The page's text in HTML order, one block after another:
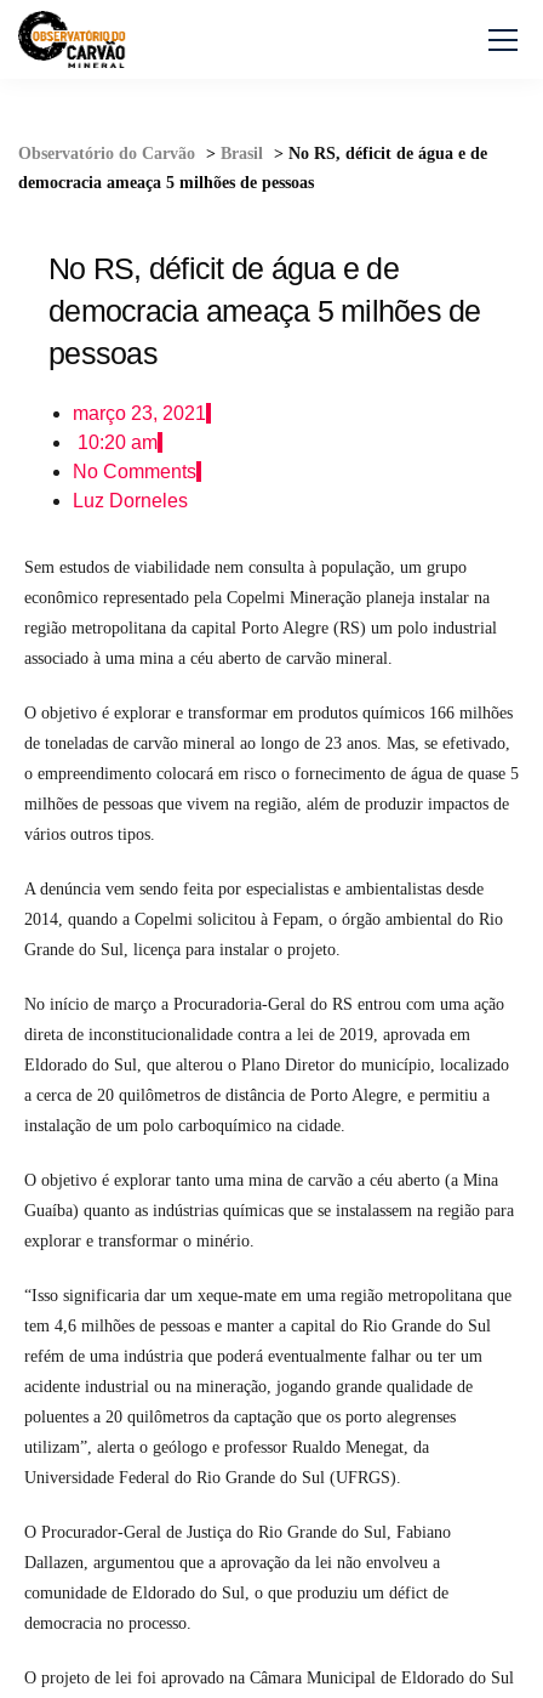
Observatório do Carvão > Brasil > No RS, déficit de água e de
democracia ameaça 5 milhões de pessoas
No RS, déficit de água e de
democracia ameaça 5 milhões de
pessoas
março 23, 2021
10:20 am
No Comments
Luz Dorneles
Sem estudos de viabilidade nem consulta à população, um grupo
econômico representado pela Copelmi Mineração planeja instalar na
região metropolitana da capital Porto Alegre (RS) um polo industrial
associado à uma mina a céu aberto de carvão mineral.
O objetivo é explorar e transformar em produtos químicos 166 milhões
de toneladas de carvão mineral ao longo de 23 anos. Mas, se efetivado,
o empreendimento colocará em risco o fornecimento de água de quase 5
milhões de pessoas que vivem na região, além de produzir impactos de
vários outros tipos.
A denúncia vem sendo feita por especialistas e ambientalistas desde
2014, quando a Copelmi solicitou à Fepam, o órgão ambiental do Rio
Grande do Sul, licença para instalar o projeto.
No início de março a Procuradoria-Geral do RS entrou com uma ação
direta de inconstitucionalidade contra a lei de 2019, aprovada em
Eldorado do Sul, que alterou o Plano Diretor do município, localizado
a cerca de 20 quilômetros de distância de Porto Alegre, e permitiu a
instalação de um polo carboquímico na cidade.
O objetivo é explorar tanto uma mina de carvão a céu aberto (a Mina
Guaíba) quanto as indústrias químicas que se instalassem na região para
explorar e transformar o minério.
“Isso significaria dar um xeque-mate em uma região metropolitana que
tem 4,6 milhões de pessoas e manter a capital do Rio Grande do Sul
refém de uma indústria que poderá eventualmente falhar ou ter um
acidente industrial ou na mineração, jogando grande qualidade de
poluentes a 20 quilômetros da captação que os porto alegrenses
utilizam”, alerta o geólogo e professor Rualdo Menegat, da
Universidade Federal do Rio Grande do Sul (UFRGS).
O Procurador-Geral de Justiça do Rio Grande do Sul, Fabiano
Dallazen, argumentou que a aprovação da lei não envolveu a
comunidade de Eldorado do Sul, o que produziu um défict de
democracia no processo.
O projeto de lei foi aprovado na Câmara Municipal de Eldorado do Sul